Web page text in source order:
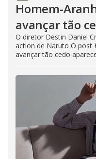
Homem-
avançar tão
O diretor Destin Daniel
action de Naruto O post
avançar tão cedo